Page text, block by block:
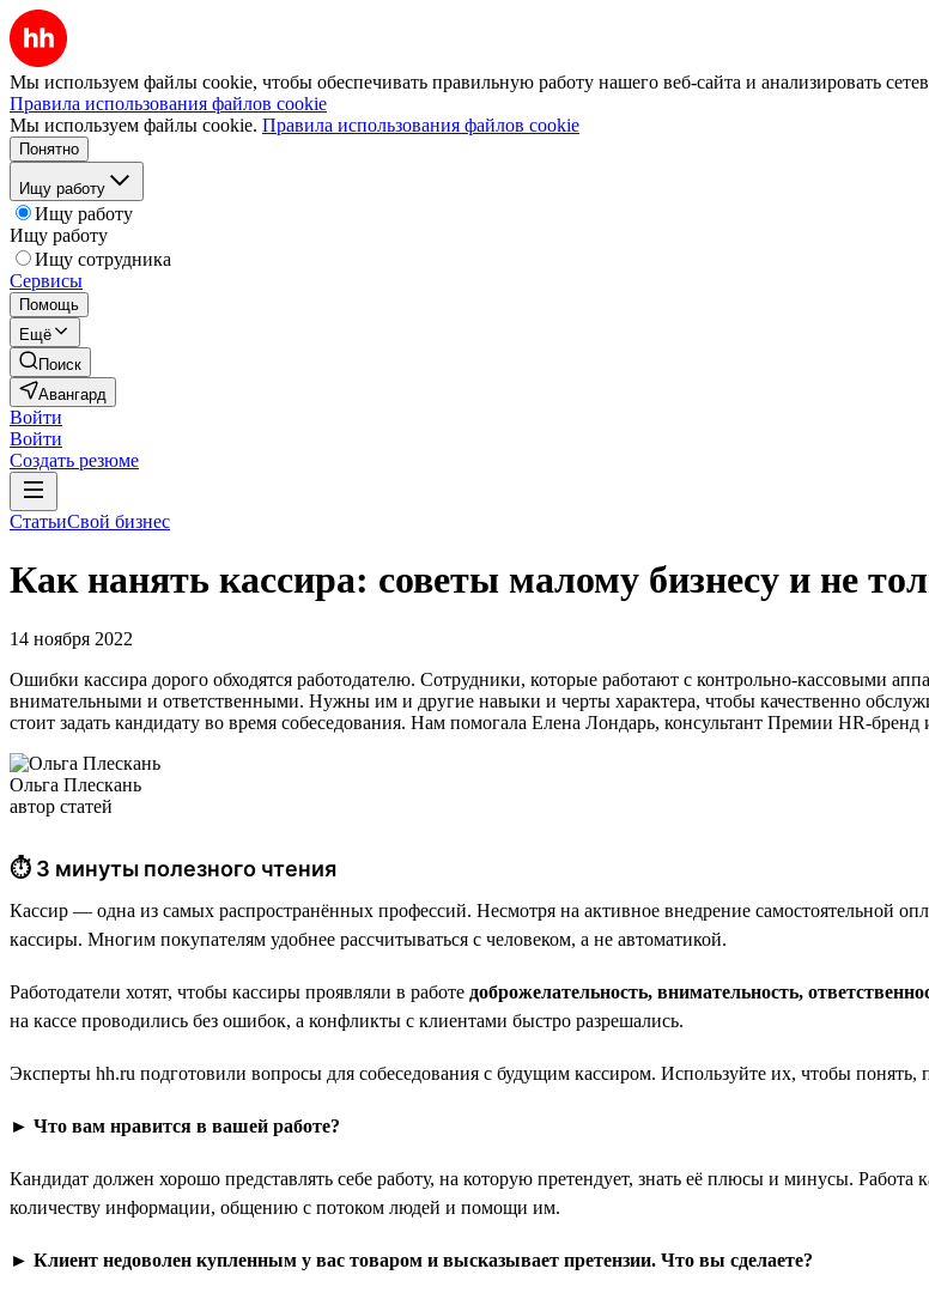
Мы используем файлы cookie, чтобы обеспечивать правильную работу нашего веб-сайта и анализировать
Правила использования файлов cookie
Мы используем файлы cookie. Правила использования файлов cookie
Понятно
Ищу работу
Ищу работу
Ищу работу
Ищу сотрудника
Сервисы
Помощь
Ещё
Поиск
Авангард
Войти
Войти
Создать резюме
СтатьиСвой бизнес
Как нанять кассира: советы малому бизнесу и не
14 ноября 2022
Ошибки кассира дорого обходятся работодателю. Сотрудники, которые работают с контрольно-кассовыми
внимательными и ответственными. Нужны им и другие навыки и черты характера, чтобы качественно
стоит задать кандидату во время собеседования. Нам помогала Елена Лондарь, консультант Премии HR-бренд
Ольга Плескань
автор статей
⏱ 3 минуты полезного чтения
Кассир — одна из самых распространённых профессий. Несмотря на активное внедрение самостоятельной
кассиры. Многим покупателям удобнее рассчитываться с человеком, а не автоматикой.
Работодатели хотят, чтобы кассиры проявляли в работе доброжелательность, внимательность,
на кассе проводились без ошибок, а конфликты с клиентами быстро разрешались.
Эксперты hh.ru подготовили вопросы для собеседования с будущим кассиром. Используйте их, чтобы понять,
► Что вам нравится в вашей работе?
Кандидат должен хорошо представлять себе работу, на которую претендует, знать её плюсы и минусы.
количеству информации, общению с потоком людей и помощи им.
► Клиент недоволен купленным у вас товаром и высказывает претензии. Что вы сделаете?